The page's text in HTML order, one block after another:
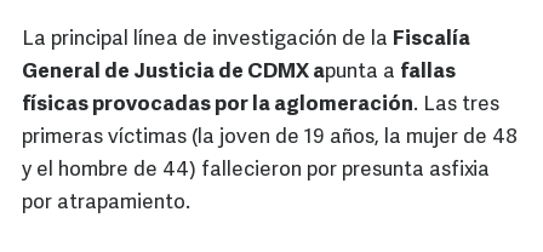
La principal línea de investigación de la Fiscalía
General de Justicia de CDMX apunta a fallas
físicas provocadas por la aglomeración. Las tres
primeras víctimas (la joven de 19 años, la mujer de 48
y el hombre de 44) fallecieron por presunta asfixia
por atrapamiento.